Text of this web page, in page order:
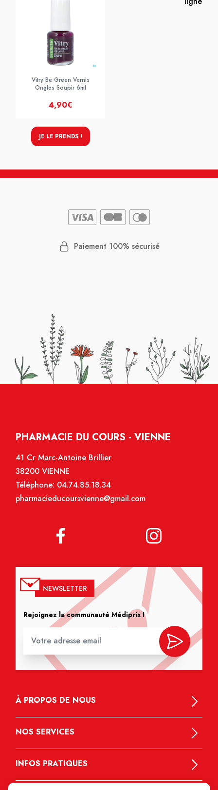
Vitry Be Green Vernis
Ongles Soupir 6ml
4,90€
JE LE PRENDS !
Paiement 100% sécurisé
PHARMACIE DU COURS - VIENNE
41 Cr Marc-Antoine Brillier
38200 VIENNE
Téléphone: 04.74.85.18.34
pharmacieducoursvienne@gmail.com
NEWSLETTER
Rejoignez la communauté Médiprix !
À PROPOS DE NOUS
NOS SERVICES
INFOS PRATIQUES